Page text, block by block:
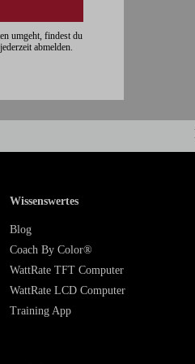
umgeht, findest du
abmelden.
Wissenswertes
Blog
Coach By Color®
WattRate TFT Computer
WattRate LCD Computer
Training App